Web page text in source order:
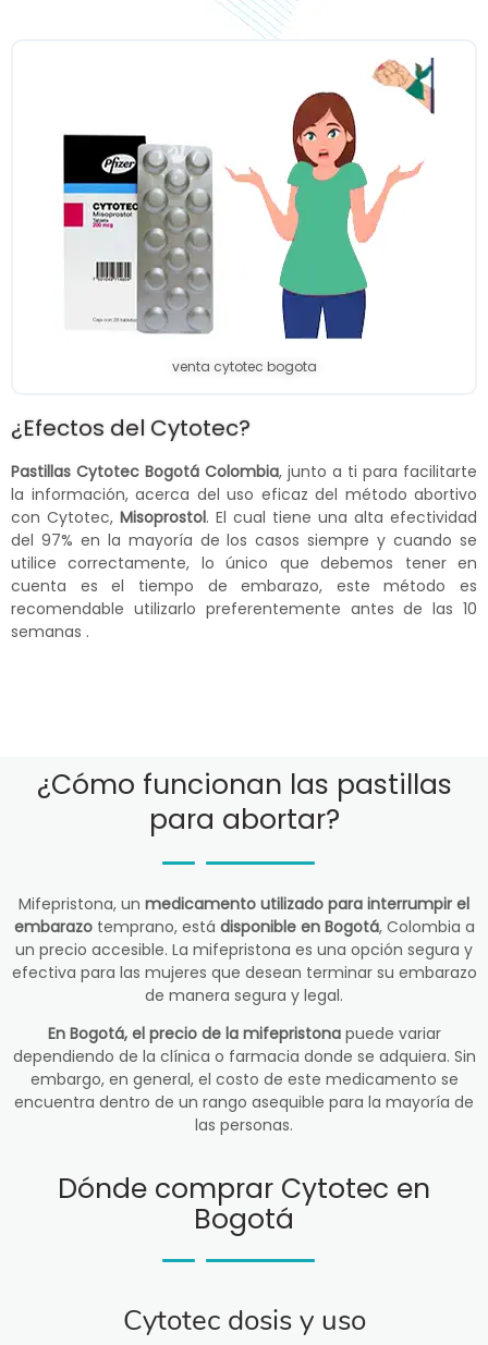
venta cytotec bogota
¿Efectos del Cytotec?
Pastillas Cytotec Bogotá Colombia, junto a ti para facilitarte
la información, acerca del uso eficaz del método abortivo
con Cytotec, Misoprostol. El cual tiene una alta efectividad
del 97% en la mayoría de los casos siempre y cuando se
utilice correctamente, lo único que debemos tener en
cuenta es el tiempo de embarazo, este método es
recomendable utilizarlo preferentemente antes de las 10
semanas .
¿Cómo funcionan las pastillas
para abortar?
Mifepristona, un medicamento utilizado para interrumpir el
embarazotemprano, está disponible en Bogotá, Colombia a
un precio accesible. La mifepristona es una opción segura y
efectiva para las mujeres que desean terminar su embarazo
de manera segura y legal.
En Bogotá, el precio de la mifepristonapuede variar
dependiendo de la clínica o farmacia donde se adquiera. Sin
embargo, en general, el costo de este medicamento se
encuentra dentro de un rango asequible para la mayoría de
las personas.
Dónde comprar Cytotec en
Bogotá
Cytotec dosis y uso